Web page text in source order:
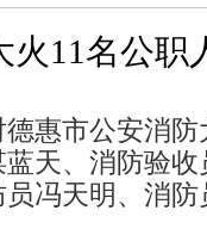
火11名公职
惠市公安消
天、消防验
冯天明、消